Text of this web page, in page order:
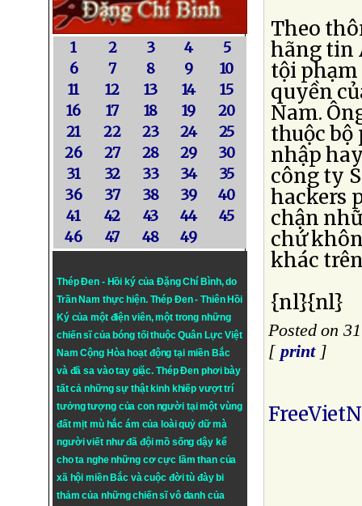
1 2 3 4
5
6
7 8 9
10
11
12 13 14
15
16
17 18 19
20
21
22 23 24
25
26
27 28 29
30
31
32 33 34
35
36
37 38 39
40
41
42 43 44
45
46
47 48 49
Thép Đen - Hồi ký của Đặng Chí Bình, do
Trần Nam thực hiện. Thép Đen- Thiên Hồi
Ký của một điện viên, một trong những
chiến sĩ của bóng tối thuộc Quân Lực Việt
Nam Cộng Hòa hoạt động tại miền Bắc
và đã sa vào tay giặc. Thép Đen phơi bày
tất cả những sự thật kinh khiếp vượt trí
tưởng tượng của con người tại một vùng
đất mịt mù hắc ám của loài quỷ dữ mà
người viết như đã đội mồ sống dậy kể
cho ta nghe những cơ cực lầm than của
xã hội miền Bắc và cuộc đời tù đày bi
thảm của những chiến sĩ vô danh của
Theo
hãng tin
tội
quyền
Nam.
thuộc bộ
nhập
công ty
hackers
chận
chứ
khác
{nl}{nl}
Posted on
[ print]